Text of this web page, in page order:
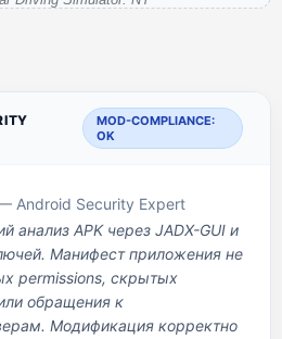
MOD-COMPLIANCE:
OK
Android Security Expert
анализ APK через JADX-GUI и
Манифест приложения не
permissions, скрытых
обращения к
Модификация корректно